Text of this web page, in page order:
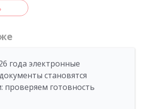
года электронные
становятся
проверяем готовность